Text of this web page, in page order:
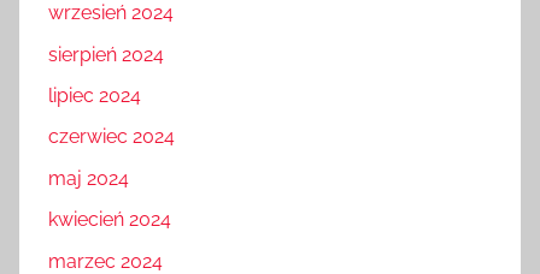
wrzesień 2024
sierpień 2024
lipiec 2024
czerwiec 2024
maj 2024
kwiecień 2024
marzec 2024